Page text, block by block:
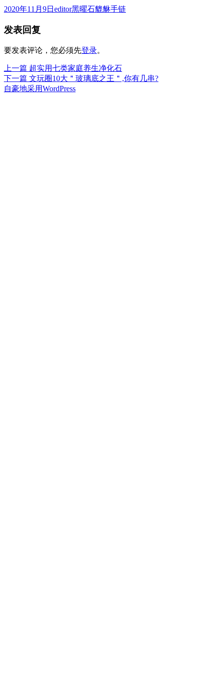
发
于
2020年11月9日 作
editor分
黑曜石貔貅手链
发表回复
要发表评论，您必须先登录。
文
章
上一篇 上
篇
文
超实用七类家庭养生净化石
下一篇 下
篇
文玩圈10大＂玻璃底之王＂,你有几串?
自豪地采用WordPress